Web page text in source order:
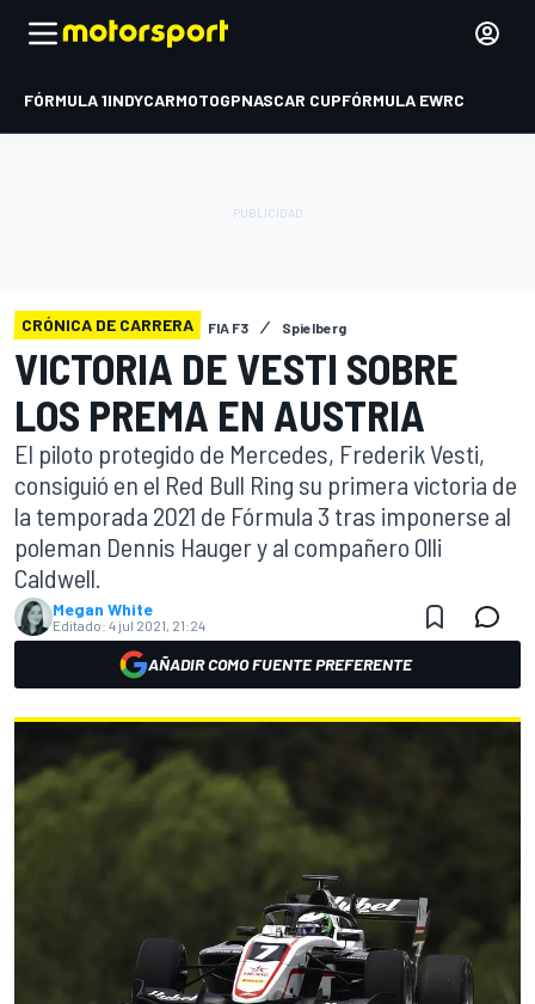
FÓRMULA 1INDYCARMOTOGPNASCAR CUPFÓRMULA EWRC
CRÓNICA DE CARRERA FIA F3 Spielberg
VICTORIA DE VESTI SOBRE
LOS PREMA EN AUSTRIA
El piloto protegido de Mercedes, Frederik Vesti,
consiguió en el Red Bull Ring su primera victoria de
la temporada 2021 de Fórmula 3 tras imponerse al
poleman Dennis Hauger y al compañero Olli
Caldwell.
Megan White
Editado: 4 jul 2021, 21:24
AÑADIR COMO FUENTE PREFERENTE